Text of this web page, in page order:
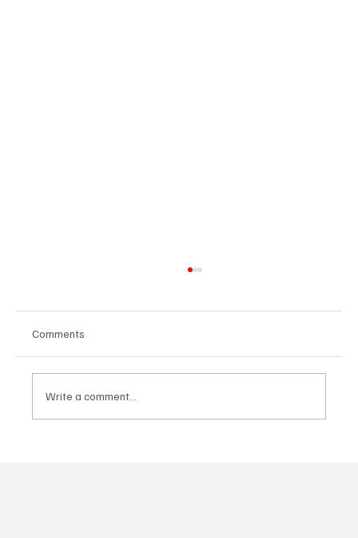
All Portugal News 01.11.2025
Comments
Write a comment...